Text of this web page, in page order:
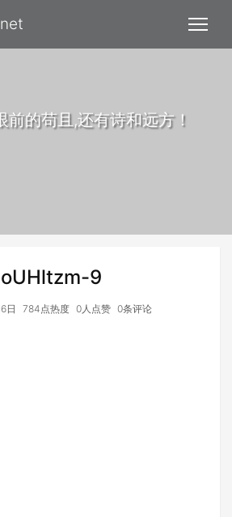
前的苟且,还有诗和远方！
oUHltzm-9
日 784点热度 0人点赞 0条评论